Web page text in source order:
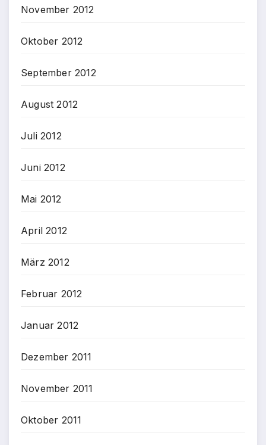
November 2012
Oktober 2012
September 2012
August 2012
Juli 2012
Juni 2012
Mai 2012
April 2012
März 2012
Februar 2012
Januar 2012
Dezember 2011
November 2011
Oktober 2011